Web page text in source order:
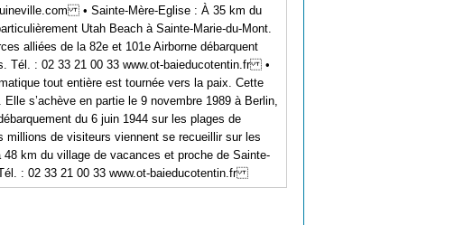
• Sainte-Mère-Eglise : À 35 km du
Utah Beach à Sainte-Marie-du-Mont.
alliées de la 82e et 101e Airborne débarquent
Tél. : 02 33 21 00 33 www.ot-baieducotentin.fr •
tout entière est tournée vers la paix. Cette
s’achève en partie le 9 novembre 1989 à Berlin,
du 6 juin 1944 sur les plages de
millions de visiteurs viennent se recueillir sur les
km du village de vacances et proche de Sainte-
: 02 33 21 00 33 www.ot-baieducotentin.fr